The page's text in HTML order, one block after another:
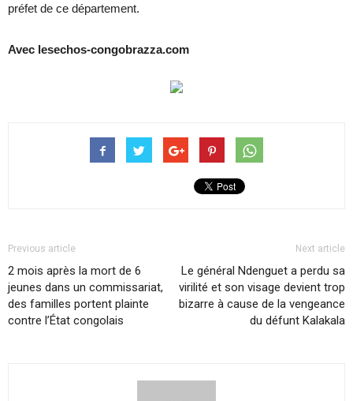
préfet de ce département.
Avec lesechos-congobrazza.com
Previous article
2 mois après la mort de 6
jeunes dans un commissariat,
des familles portent plainte
contre l’État congolais
Next article
Le général Ndenguet a perdu sa
virilité et son visage devient trop
bizarre à cause de la vengeance
du défunt Kalakala